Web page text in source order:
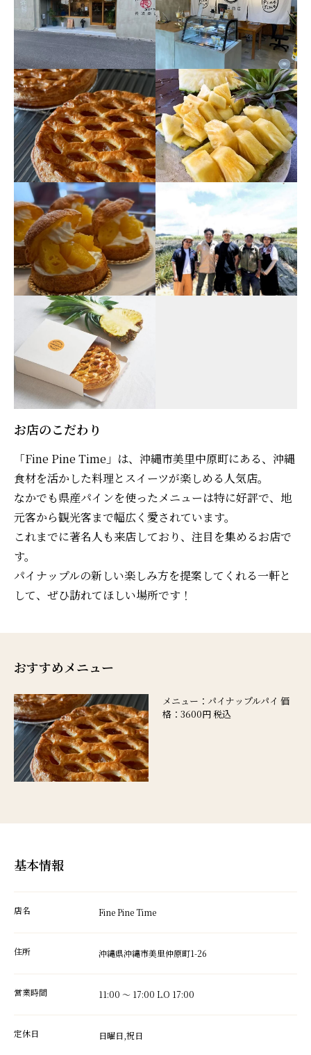
お店のこだわり
「Fine Pine Time」は、沖縄市美里中原町にある、沖縄
食材を活かした料理とスイーツが楽しめる人気店。
なかでも県産パインを使ったメニューは特に好評で、地
元客から観光客まで幅広く愛されています。
これまでに著名人も来店しており、注目を集めるお店で
す。
パイナップルの新しい楽しみ方を提案してくれる一軒と
して、ぜひ訪れてほしい場所です！
おすすめメニュー
メニュー：パイナップルパイ 価
格：3600円 税込
基本情報
店名 Fine Pine Time
住所 沖縄県沖縄市美里仲原町1-26
営業時間 11:00 ～ 17:00 L.O 17:00
定休日 日曜日,祝日